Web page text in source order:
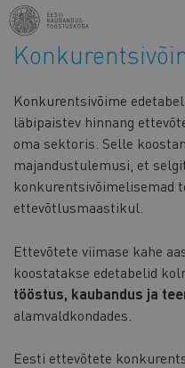
Liigu
edasi
põhisisu
Konkurentsivõime
läbipaistev hinnang
oma sektoris. Selle
majandustulemusi, et
konkurentsivõimelisemad
ettevõtlusmaastikul.
Ettevõtete viimase kahe
koostatakse edetabelid
tööstus, kaubandus ja
alamvaldkondades.
Eesti ettevõtete